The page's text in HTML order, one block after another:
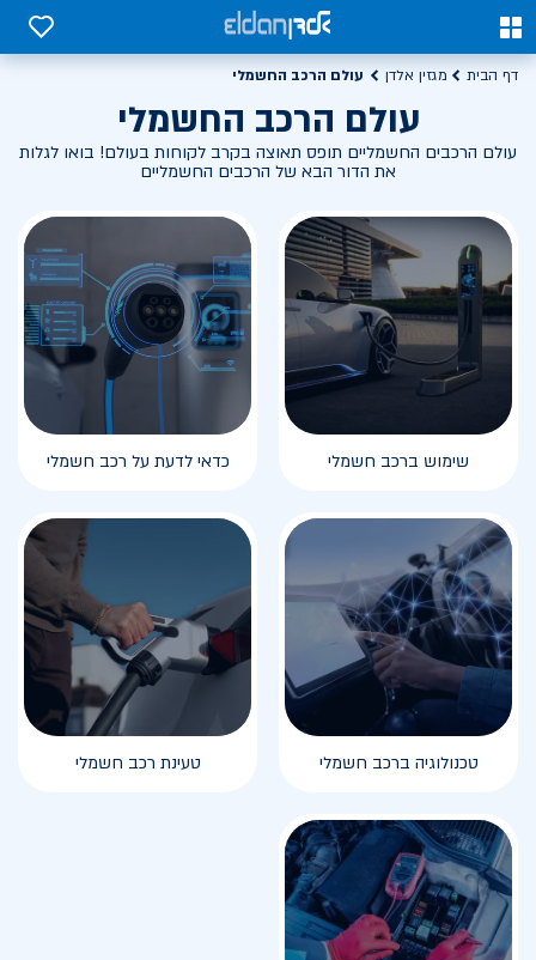
0
0
דף הבית מגזין אלדן עולם הרכב החשמלי
עולם הרכב החשמלי
עולם הרכבים החשמליים תופס תאוצה בקרב לקוחות בעולם! בואו לגלות
את הדור הבא של הרכבים החשמליים
שימוש ברכב חשמלי כדאי לדעת על רכב חשמלי
טכנולוגיה ברכב חשמלי טעינת רכב חשמלי